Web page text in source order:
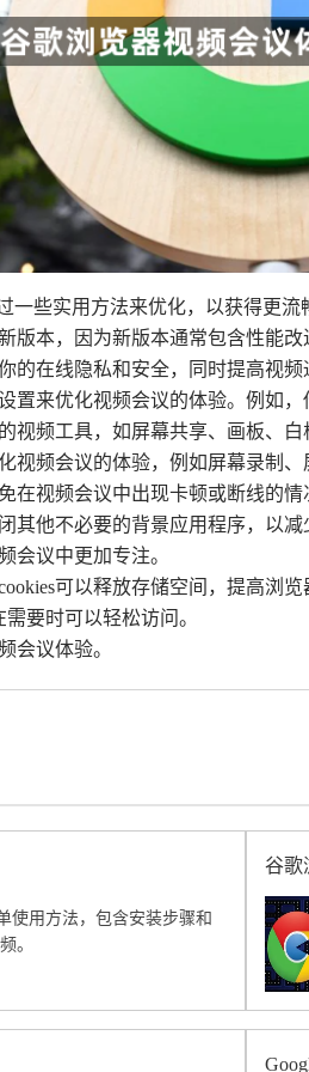
一些实用方法来优化，以获得更
本，因为新版本通常包含性能改
的在线隐私和安全，同时提高视频
置来优化视频会议的体验。例如
视频工具，如屏幕共享、画板、
频会议的体验，例如屏幕录制、
在视频会议中出现卡顿或断线的情
其他不必要的背景应用程序，以
会议中更加专注。
可以释放存储空间，提高浏览
要时可以轻松访问。
会议体验。
使用方法，包含安装步骤和
。
谷歌